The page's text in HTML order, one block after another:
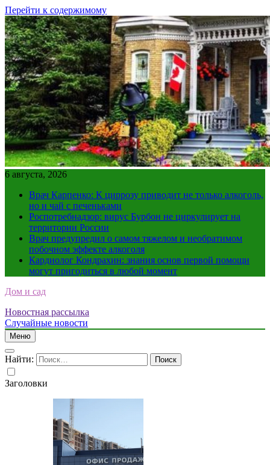
Перейти к содержимому
6 августа, 2026
Врач Карпенко: К циррозу приводит не только алкоголь,
но и чай с печеньками
Роспотребнадзор: вирус Бурбон не циркулирует на
территории России
Врач предупредил о самом тяжелом и необратимом
побочном эффекте алкоголя
Кардиолог Кондрахин: знания основ первой помощи
могут пригодиться в любой момент
Дом и сад
Новостная рассылка
Случайные новости
Меню
Найти:
Заголовки